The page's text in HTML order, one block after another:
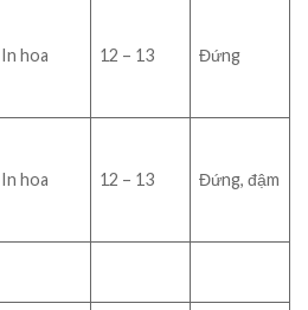
In hoa 12 – 13 Đứng
In hoa 12 – 13 Đứng, đậm